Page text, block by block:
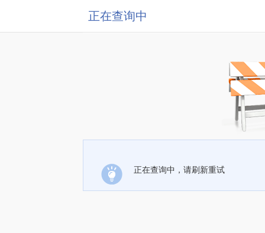
正在查询中
正在查询中，请刷新重试